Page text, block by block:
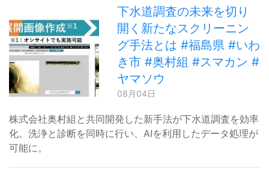
下水道調査の未来を切り
開く新たなスクリーニン
グ手法とは #福島県 #いわ
き市 #奥村組 #スマカン #
ヤマソウ
08月04日
株式会社奥村組と共同開発した新手法が下水道調査を効率
化。洗浄と診断を同時に行い、AIを利用したデータ処理が
可能に。